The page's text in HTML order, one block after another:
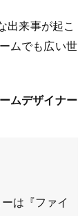
出来事が起こ
ムでも広い世
ムデザイナー
は『ファイ